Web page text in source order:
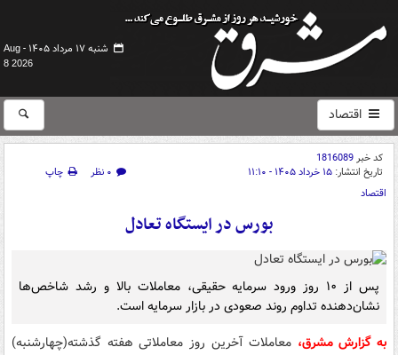
شنبه ۱۷ مرداد ۱۴۰۵ -
Aug
8 2026
اقتصاد
کد خبر1816089
تاریخ انتشار: ۱۵ خرداد ۱۴۰۵ - ۱۱:۱۰ ۰ نظر
چاپ
اقتصاد
بورس در ایستگاه تعادل
پس از ۱۰ روز ورود سرمایه حقیقی، معاملات بالا و رشد شاخص‌ها
نشان‌دهنده تداوم روند صعودی در بازار سرمایه است.
به گزارش مشرق، معاملات آخرین روز معاملاتی هفته گذشته(چهارشنبه)